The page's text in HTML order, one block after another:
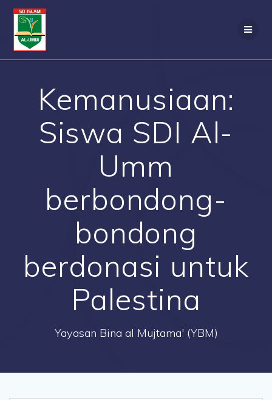
Kemanusiaan:
Siswa SDI Al-
Umm
berbondong-
bondong
berdonasi untuk
Palestina
Yayasan Bina al Mujtama' (YBM)